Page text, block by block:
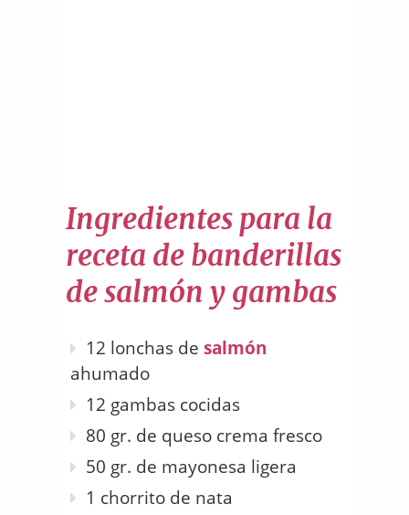
Ingredientes para la
receta de banderillas
de salmón y gambas
12 lonchas de salmón
ahumado
12 gambas cocidas
80 gr. de queso crema fresco
50 gr. de mayonesa ligera
1 chorrito de nata